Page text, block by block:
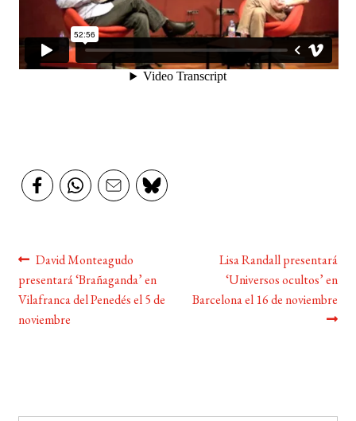
BUSCAR
LISTA DE LIBROS
Navegación
de
entradas
Anterior:
David Monteagudo
presentará ‘Brañaganda’ en
Vilafranca del Penedés el 5 de
noviembre
Siguiente:
Lisa Randall presentará
‘Universos ocultos’ en
Barcelona el 16 de noviembre